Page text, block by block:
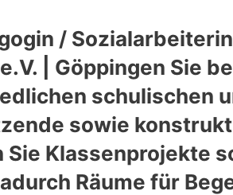
/
| Göppingen Sie
schulischen
sowie
Klassenprojekte
Räume für